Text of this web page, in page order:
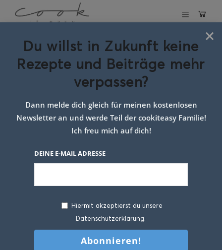
Schlagwort:
risotto Bällchen
mit speck
×
Du willst in Zukunft keine
Rezepte und Beiträge mehr
verpassen?
Dann melde dich gleich für meinen kostenlosen
Newsletter an und werde Teil der cookiteasy Familie!
Ich freu mich auf dich!
DEINE E-MAIL ADRESSE
Hiermit akzeptierst du unsere
Datenschutzerklärung.